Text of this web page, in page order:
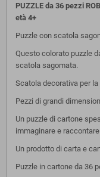
PUZZLE da 36 pezzi
età 4+
Puzzle con scatola
Questo colorato puzzle
scatola sagomata.
Scatola decorativa per
Pezzi di grandi
Un puzzle di cartone
immaginare e
Un prodotto di carta e
Puzzle in cartone da 36